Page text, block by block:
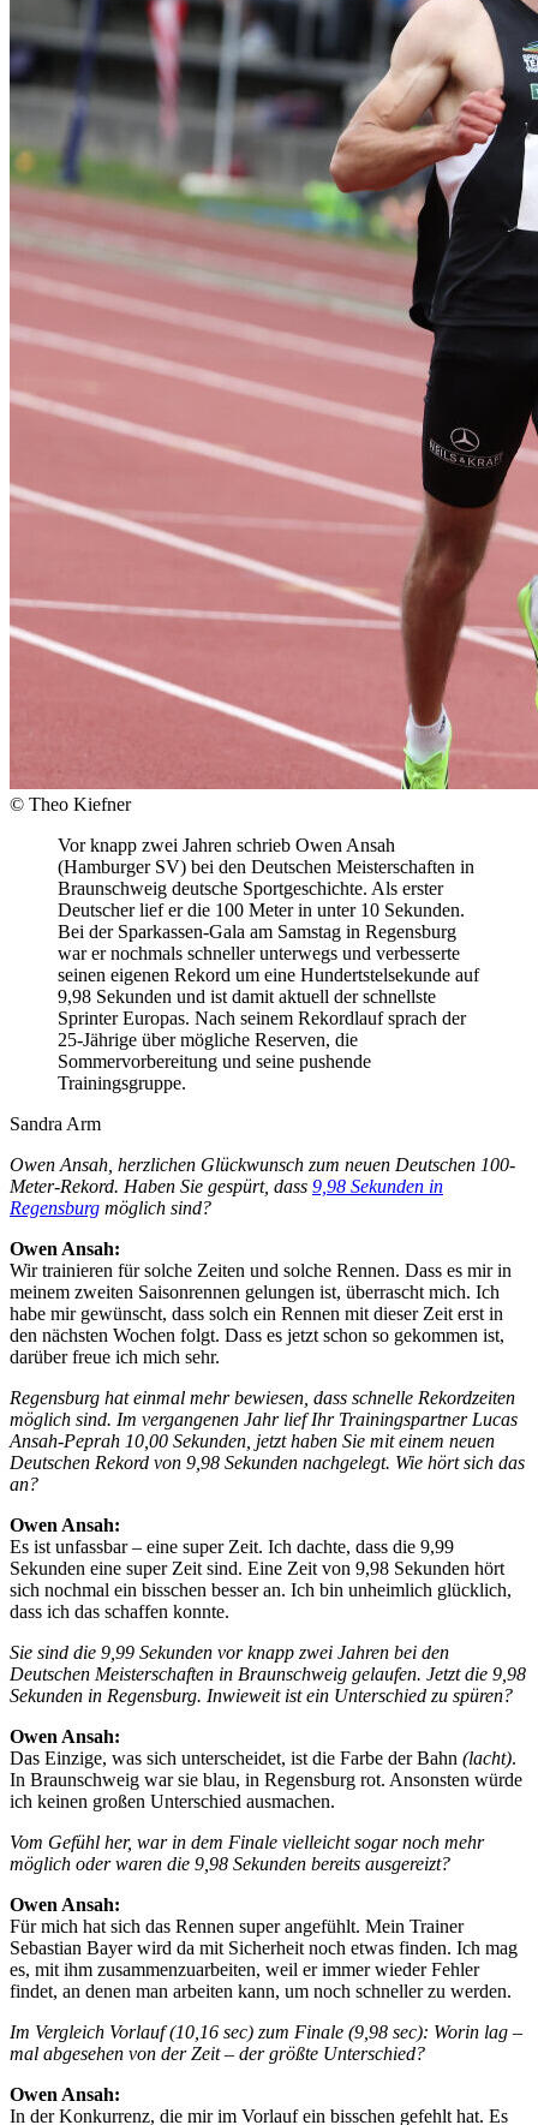
© Theo Kiefner
Vor knapp zwei Jahren schrieb Owen Ansah
(Hamburger SV) bei den Deutschen Meisterschaften in
Braunschweig deutsche Sportgeschichte. Als erster
Deutscher lief er die 100 Meter in unter 10 Sekunden.
Bei der Sparkassen-Gala am Samstag in Regensburg
war er nochmals schneller unterwegs und verbesserte
seinen eigenen Rekord um eine Hundertstelsekunde auf
9,98 Sekunden und ist damit aktuell der schnellste
Sprinter Europas. Nach seinem Rekordlauf sprach der
25-Jährige über mögliche Reserven, die
Sommervorbereitung und seine pushende
Trainingsgruppe.
Sandra Arm
Owen Ansah, herzlichen Glückwunsch zum neuen Deutschen 100-
Meter-Rekord. Haben Sie gespürt, dass 9,98 Sekunden in
Regensburg möglich sind?
Owen Ansah:
Wir trainieren für solche Zeiten und solche Rennen. Dass es mir in
meinem zweiten Saisonrennen gelungen ist, überrascht mich. Ich
habe mir gewünscht, dass solch ein Rennen mit dieser Zeit erst in
den nächsten Wochen folgt. Dass es jetzt schon so gekommen ist,
darüber freue ich mich sehr.
Regensburg hat einmal mehr bewiesen, dass schnelle Rekordzeiten
möglich sind. Im vergangenen Jahr lief Ihr Trainingspartner Lucas
Ansah-Peprah 10,00 Sekunden, jetzt haben Sie mit einem neuen
Deutschen Rekord von 9,98 Sekunden nachgelegt. Wie hört sich das
an?
Owen Ansah:
Es ist unfassbar – eine super Zeit. Ich dachte, dass die 9,99
Sekunden eine super Zeit sind. Eine Zeit von 9,98 Sekunden hört
sich nochmal ein bisschen besser an. Ich bin unheimlich glücklich,
dass ich das schaffen konnte.
Sie sind die 9,99 Sekunden vor knapp zwei Jahren bei den
Deutschen Meisterschaften in Braunschweig gelaufen. Jetzt die 9,98
Sekunden in Regensburg. Inwieweit ist ein Unterschied zu spüren?
Owen Ansah:
Das Einzige, was sich unterscheidet, ist die Farbe der Bahn (lacht).
In Braunschweig war sie blau, in Regensburg rot. Ansonsten würde
ich keinen großen Unterschied ausmachen.
Vom Gefühl her, war in dem Finale vielleicht sogar noch mehr
möglich oder waren die 9,98 Sekunden bereits ausgereizt?
Owen Ansah:
Für mich hat sich das Rennen super angefühlt. Mein Trainer
Sebastian Bayer wird da mit Sicherheit noch etwas finden. Ich mag
es, mit ihm zusammenzuarbeiten, weil er immer wieder Fehler
findet, an denen man arbeiten kann, um noch schneller zu werden.
Im Vergleich Vorlauf (10,16 sec) zum Finale (9,98 sec): Worin lag –
mal abgesehen von der Zeit – der größte Unterschied?
Owen Ansah:
In der Konkurrenz, die mir im Vorlauf ein bisschen gefehlt hat. Es